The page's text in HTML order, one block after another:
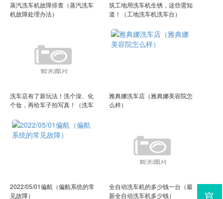
蒸汽洗车机故障排查（蒸汽洗车
机故障处理办法）
筑工地用洗车机生锈，这些需知
道！（工地洗车机洗车台）
洗车店有了新玩法！洗个澡、化
个妆，再给车子拍写真！（洗车
雅典娜洗车店（雅典娜美容院怎
么样）
2022/05/01偏航（偏航系统的常
见故障）
全自动洗车机的多少钱一台（最
新全自动洗车机多少钱）